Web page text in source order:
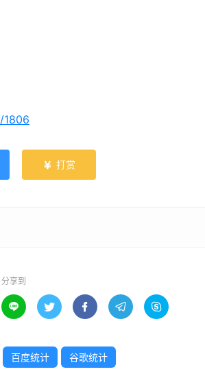
 打赏
分享到
    
百度统计 谷歌统计